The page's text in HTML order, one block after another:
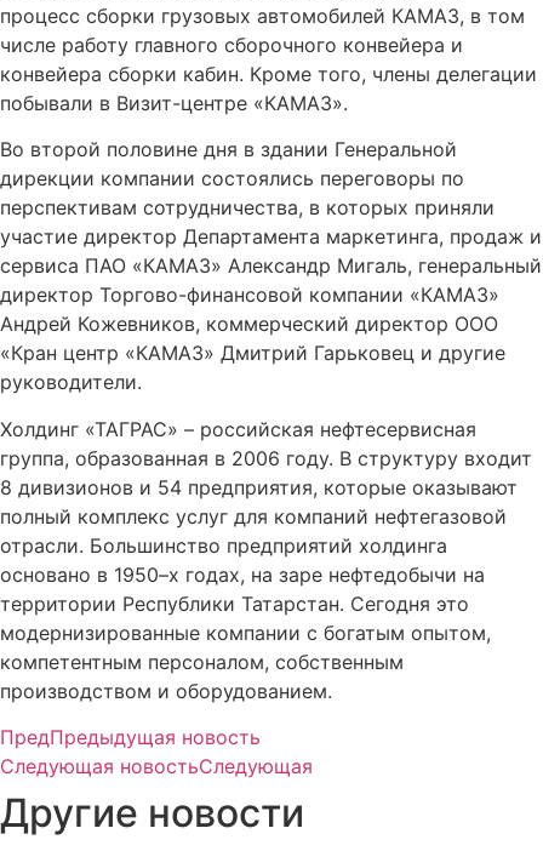
процесс сборки грузовых автомобилей КАМАЗ, в том
числе работу главного сборочного конвейера и
конвейера сборки кабин. Кроме того, члены делегации
побывали в Визит-центре «КАМАЗ».
Во второй половине дня в здании Генеральной
дирекции компании состоялись переговоры по
перспективам сотрудничества, в которых приняли
участие директор Департамента маркетинга, продаж и
сервиса ПАО «КАМАЗ» Александр Мигаль, генеральный
директор Торгово-финансовой компании «КАМАЗ»
Андрей Кожевников, коммерческий директор ООО
«Кран центр «КАМАЗ» Дмитрий Гарьковец и другие
руководители.
Холдинг «ТАГРАС» – российская нефтесервисная
группа, образованная в 2006 году. В структуру входит
8 дивизионов и 54 предприятия, которые оказывают
полный комплекс услуг для компаний нефтегазовой
отрасли. Большинство предприятий холдинга
основано в 1950–х годах, на заре нефтедобычи на
территории Республики Татарстан. Сегодня это
модернизированные компании с богатым опытом,
компетентным персоналом, собственным
производством и оборудованием.
ПредПредыдущая новость
Следующая новостьСледующая
Другие новости